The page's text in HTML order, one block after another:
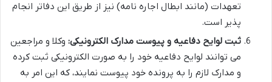
تعهدات (مانند ابطال اجاره نامه) نیز از طریق این دفاتر انجام
پذیر است.
ثبت لوایح دفاعیه و پیوست مدارک الکترونیکی: وکلا و مراجعین
می توانند لوایح دفاعیه خود را به صورت الکترونیکی ثبت کرده
و مدارک لازم را به پرونده خود پیوست نمایند، که این امر به